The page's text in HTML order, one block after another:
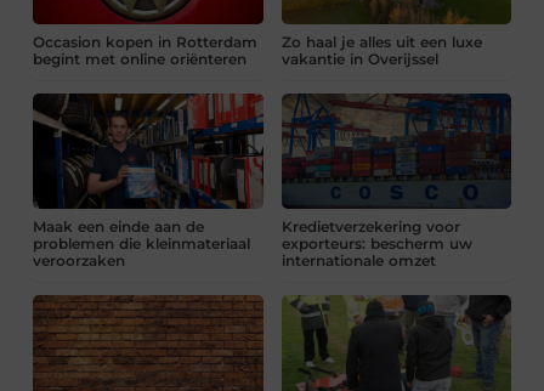
Occasion kopen in Rotterdam
begint met online oriënteren
Zo haal je alles uit een luxe
vakantie in Overijssel
Maak een einde aan de
problemen die kleinmateriaal
veroorzaken
Kredietverzekering voor
exporteurs: bescherm uw
internationale omzet